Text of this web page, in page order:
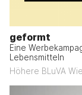
geformt
Eine
Lebensmitteln
Höhere BLuVA